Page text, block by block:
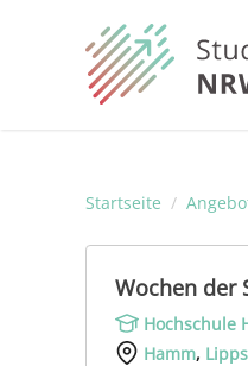
Startseite /
Wochen der
Hochschule
Hamm,